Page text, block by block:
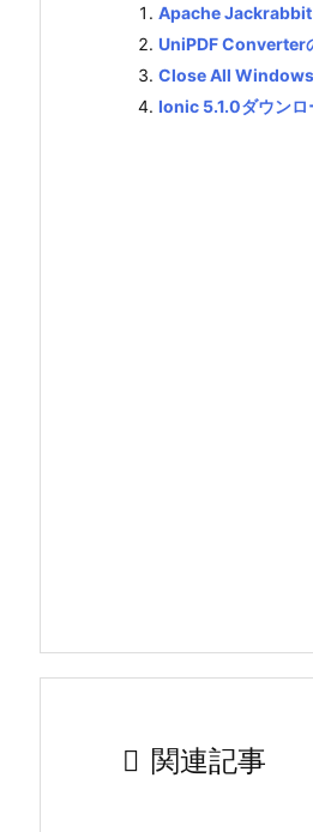
Apache Jackrabbit
UniPDF Converter
Close All Windows
Ionic 5.1.0ダウンロ
 関連記事